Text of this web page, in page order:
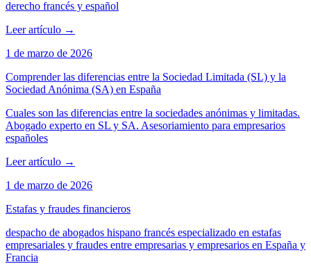
derecho francés y español
Leer artículo →
1 de marzo de 2026
Comprender las diferencias entre la Sociedad Limitada (SL) y la
Sociedad Anónima (SA) en España
Cuales son las diferencias entre la sociedades anónimas y limitadas.
Abogado experto en SL y SA. Asesoriamiento para empresarios
españoles
Leer artículo →
1 de marzo de 2026
Estafas y fraudes financieros
despacho de abogados hispano francés especializado en estafas
empresariales y fraudes entre empresarias y empresarios en España y
Francia